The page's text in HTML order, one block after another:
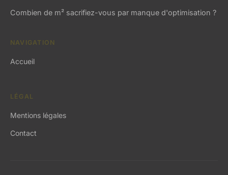
Combien de m² sacrifiez-vous par manque d'optimisation ?
NAVIGATION
Accueil
LÉGAL
Mentions légales
Contact